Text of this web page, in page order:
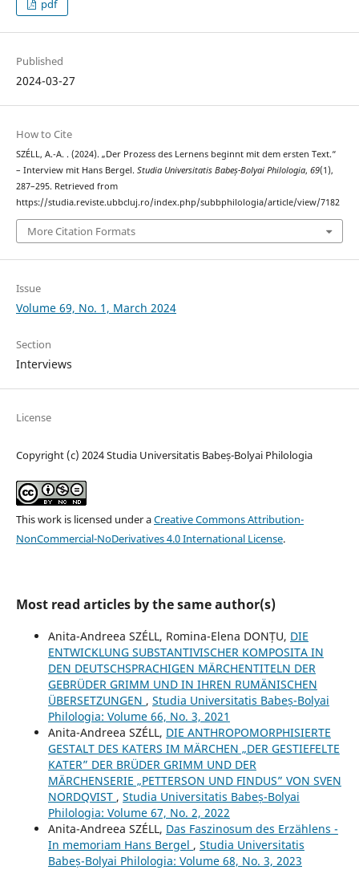
pdf
Published
2024-03-27
How to Cite
SZÉLL, A.-A. . (2024). „Der Prozess des Lernens beginnt mit dem ersten Text.“
– Interview mit Hans Bergel. Studia Universitatis Babeș-Bolyai Philologia, 69(1),
287–295. Retrieved from
https://studia.reviste.ubbcluj.ro/index.php/subbphilologia/article/view/7182
More Citation Formats
Issue
Volume 69, No. 1, March 2024
Section
Interviews
License
Copyright (c) 2024 Studia Universitatis Babeș-Bolyai Philologia
This work is licensed under aCreative Commons Attribution-
NonCommercial-NoDerivatives 4.0 International License.
Most read articles by the same author(s)
Anita-Andreea SZÉLL, Romina-Elena DONȚU, DIE
ENTWICKLUNG SUBSTANTIVISCHER KOMPOSITA IN
DEN DEUTSCHSPRACHIGEN MÄRCHENTITELN DER
GEBRÜDER GRIMM UND IN IHREN RUMÄNISCHEN
ÜBERSETZUNGEN , Studia Universitatis Babeș-Bolyai
Philologia: Volume 66, No. 3, 2021
Anita-Andreea SZÉLL, DIE ANTHROPOMORPHISIERTE
GESTALT DES KATERS IM MÄRCHEN „DER GESTIEFELTE
KATER” DER BRÜDER GRIMM UND DER
MÄRCHENSERIE „PETTERSON UND FINDUS” VON SVEN
NORDQVIST , Studia Universitatis Babeș-Bolyai
Philologia: Volume 67, No. 2, 2022
Anita-Andreea SZÉLL, Das Faszinosum des Erzählens -
In memoriam Hans Bergel , Studia Universitatis
Babeș-Bolyai Philologia: Volume 68, No. 3, 2023